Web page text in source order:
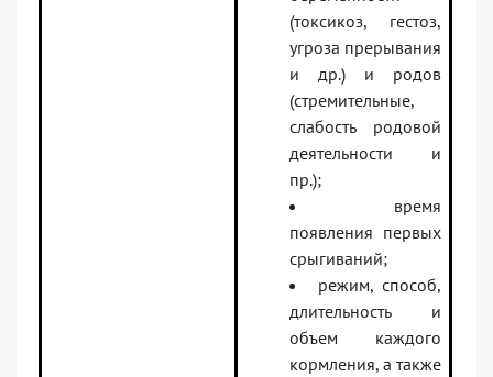
(токсикоз, гестоз,
угроза прерывания
и др.) и родов
(стремительные,
слабость родовой
деятельности и
пр.);
время
появления первых
срыгиваний;
режим, способ,
длительность и
объем каждого
кормления, а также